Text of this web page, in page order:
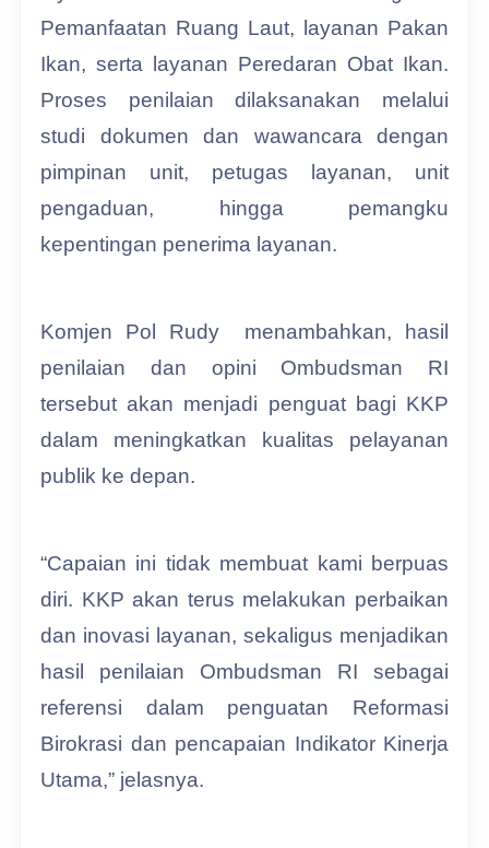
Pemanfaatan Ruang Laut, layanan Pakan
Ikan, serta layanan Peredaran Obat Ikan.
Proses penilaian dilaksanakan melalui
studi dokumen dan wawancara dengan
pimpinan unit, petugas layanan, unit
pengaduan, hingga pemangku
kepentingan penerima layanan.
Komjen Pol Rudy menambahkan, hasil
penilaian dan opini Ombudsman RI
tersebut akan menjadi penguat bagi KKP
dalam meningkatkan kualitas pelayanan
publik ke depan.
“Capaian ini tidak membuat kami berpuas
diri. KKP akan terus melakukan perbaikan
dan inovasi layanan, sekaligus menjadikan
hasil penilaian Ombudsman RI sebagai
referensi dalam penguatan Reformasi
Birokrasi dan pencapaian Indikator Kinerja
Utama,” jelasnya.